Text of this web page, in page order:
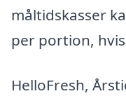
måltidskasser
per portion,
HelloFresh,